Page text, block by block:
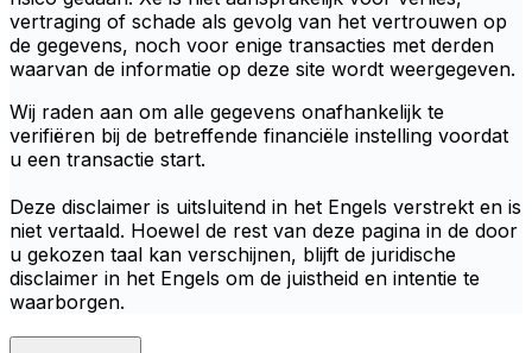
vertraging of schade als gevolg van het vertrouwen op
de gegevens, noch voor enige transacties met derden
waarvan de informatie op deze site wordt weergegeven.
Wij raden aan om alle gegevens onafhankelijk te
verifiëren bij de betreffende financiële instelling voordat
u een transactie start.
Deze disclaimer is uitsluitend in het Engels verstrekt en is
niet vertaald. Hoewel de rest van deze pagina in de door
u gekozen taal kan verschijnen, blijft de juridische
disclaimer in het Engels om de juistheid en intentie te
waarborgen.